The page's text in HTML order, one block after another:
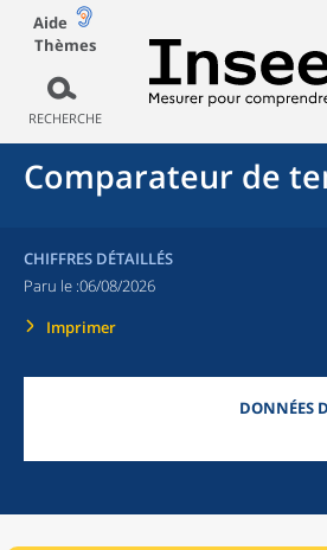
Aide
Thèmes
RECHERCHE
Comparateur de
CHIFFRES DÉTAILLÉS
Paru le :06/08/2026
Imprimer
DONNÉES